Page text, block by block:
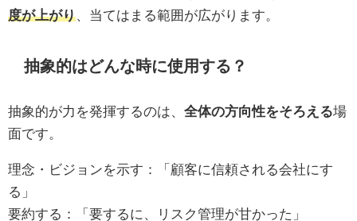
度が上がり 、当てはまる範囲が広がります。
抽象的はどんな時に使用する？
抽象的が力を発揮するのは、 全体の方向性をそろえる場
面です。
理念・ビジョンを示す：「顧客に信頼される会社にす
る」
要約する：「要するに、リスク管理が甘かった」